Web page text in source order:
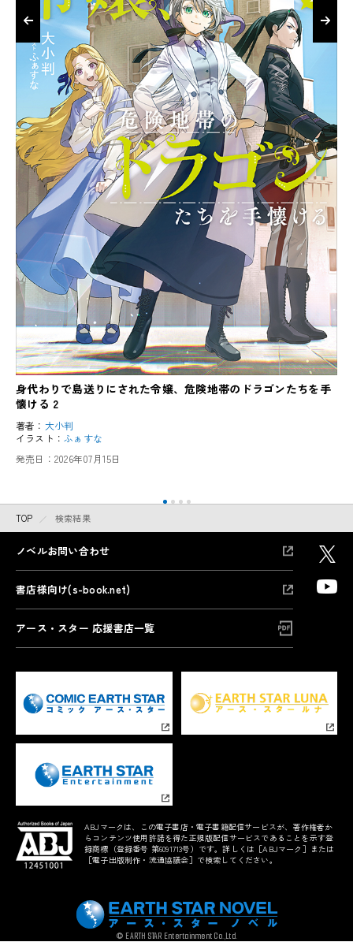
身代わりで島送りにされた令嬢、危険地帯のドラゴンたちを手
懐ける 2
著者： 大小判
イラスト：ふぁすな
発売日： 2026年07月15日
TOP 検索結果
ノベルお問い合わせ
書店様向け(s-book.net)
アース・スター 応援書店一覧
ABJマークは、この電子書店・電子書籍配信サービスが、著作権者か
らコンテンツ使用許諾を得た正規版配信サービスであることを示す登
録商標（登録番号 第6091713号）です。詳しくは［ABJマーク］または
［電子出版制作・流通協議会］で検索してください。
© EARTH STAR Entertainment Co.,Ltd.